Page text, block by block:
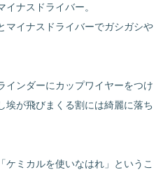
ナスドライバー。
マイナスドライバーでガシガシや
インダーにカップワイヤーをつけ
埃が飛びまくる割には綺麗に落ち
ケミカルを使いなはれ」というこ